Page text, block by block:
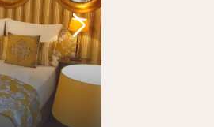
Volgende foto